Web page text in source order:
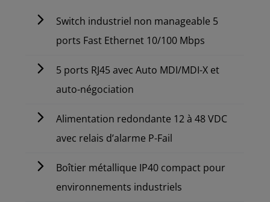
Switch industriel non manageable 5
ports Fast Ethernet 10/100 Mbps
5 ports RJ45 avec Auto MDI/MDI-X et
auto-négociation
Alimentation redondante 12 à 48 VDC
avec relais d’alarme P-Fail
Boîtier métallique IP40 compact pour
environnements industriels